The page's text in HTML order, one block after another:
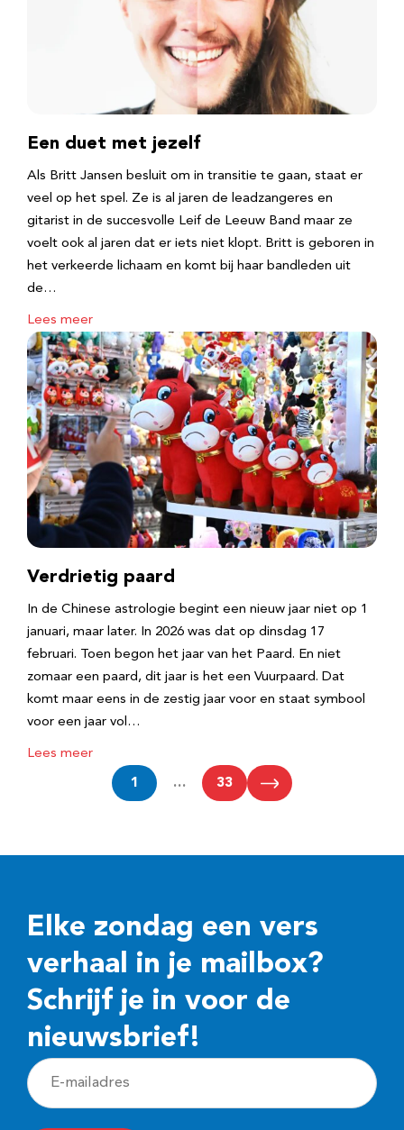
Een duet met jezelf
Als Britt Jansen besluit om in transitie te gaan, staat er
veel op het spel. Ze is al jaren de leadzangeres en
gitarist in de succesvolle Leif de Leeuw Band maar ze
voelt ook al jaren dat er iets niet klopt. Britt is geboren in
het verkeerde lichaam en komt bij haar bandleden uit
de…
Lees meer
Verdrietig paard
In de Chinese astrologie begint een nieuw jaar niet op 1
januari, maar later. In 2026 was dat op dinsdag 17
februari. Toen begon het jaar van het Paard. En niet
zomaar een paard, dit jaar is het een Vuurpaard. Dat
komt maar eens in de zestig jaar voor en staat symbool
voor een jaar vol…
Lees meer
1 … 33
Elke zondag een vers
verhaal in je mailbox?
Schrijf je in voor de
nieuwsbrief!
E
-